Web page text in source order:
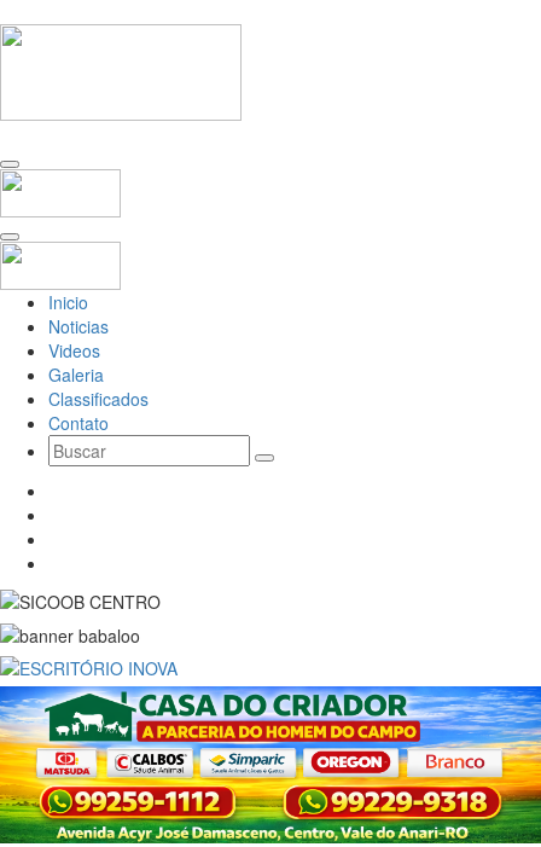
Inicio
Noticias
Videos
Galeria
Classificados
Contato